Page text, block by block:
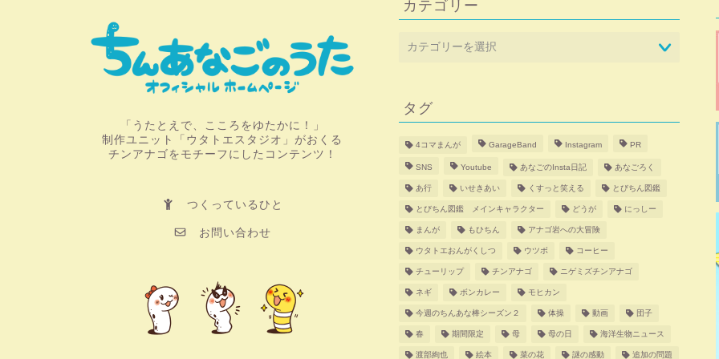
「うたとえで、こころをゆたかに！」
制作ユニット「ウタトエスタジオ」がおくる
チンアナゴをモチーフにしたコンテンツ！
つくっているひと
お問い合わせ
カテゴリー
タグ
4コマまんが GarageBand Instagram PR
SNS Youtube あなごのInsta日記 あなごろく
あ行 いせきあい くすっと笑える とびちん図鑑
とびちん図鑑 メインキャラクター どうが にっしー
まんが もひちん アナゴ岩への大冒険
ウタトエおんがくしつ ウツボ コーヒー
チューリップ チンアナゴ ニゲミズチンアナゴ
ネギ ボンカレー モヒカン
今週のちんあな棒シーズン２ 体操 動画 団子
春 期間限定 母 母の日 海洋生物ニュース
渡部絢也 絵本 菜の花 謎の感動 追加の問題